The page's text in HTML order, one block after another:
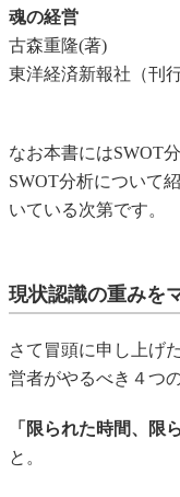
魂の経営
古森重隆(著)
東洋経済新報社（刊行
なお本書にはSWOT
SWOT分析について
いている次第です。
現状認識の重みを
さて冒頭に申し上げ
営者がやるべき４つ
「限られた時間、限
と。